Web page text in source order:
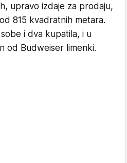
upravo izdaje za prodaju,
815 kvadratnih metara.
i dva kupatila, i u
od Budweiser limenki.